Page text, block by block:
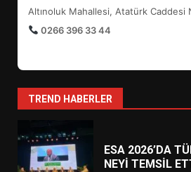
Altınoluk Mahallesi, Atatürk Caddesi
0266 396 33 44
TREND HABERLER
7
1
HAREKETE
ESA 2026’DA
NEYİ TEMSİL